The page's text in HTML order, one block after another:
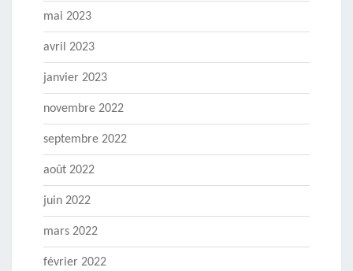
mai 2023
avril 2023
janvier 2023
novembre 2022
septembre 2022
août 2022
juin 2022
mars 2022
février 2022